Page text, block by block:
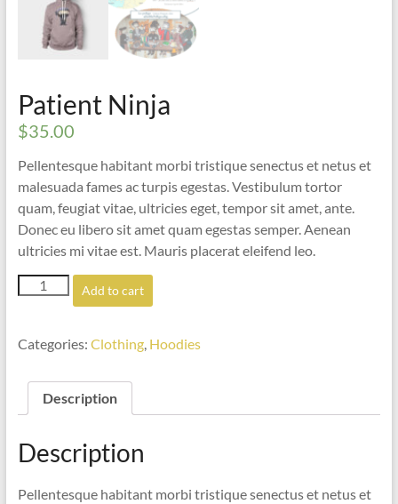
Patient Ninja
$35.00
Pellentesque habitant morbi tristique senectus et netus et
malesuada fames ac turpis egestas. Vestibulum tortor
quam, feugiat vitae, ultricies eget, tempor sit amet, ante.
Donec eu libero sit amet quam egestas semper. Aenean
ultricies mi vitae est. Mauris placerat eleifend leo.
Patient
Ninja
Add to cart
Categories: Clothing, Hoodies
Description
Description
Pellentesque habitant morbi tristique senectus et netus et